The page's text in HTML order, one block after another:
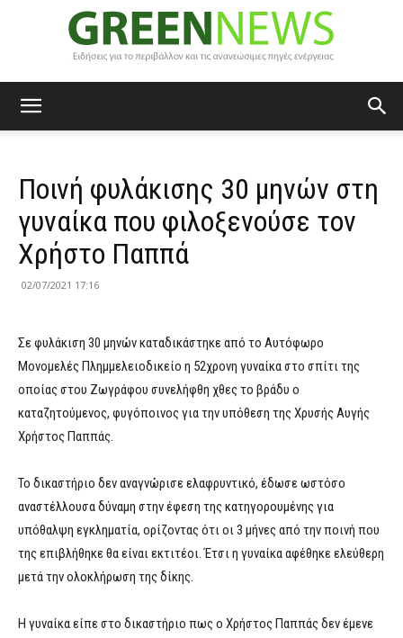
News
Ποινή φυλάκισης 30 μηνών στη
γυναίκα που φιλοξενούσε τον
Χρήστο Παππά
02/07/2021 17:16
Σε φυλάκιση 30 μηνών καταδικάστηκε από το Αυτόφωρο
Μονομελές Πλημμελειοδικείο η 52χρονη γυναίκα στο σπίτι της
οποίας στου Ζωγράφου συνελήφθη χθες το βράδυ ο
καταζητούμενος, φυγόποινος για την υπόθεση της Χρυσής Αυγής
Χρήστος Παππάς.
Το δικαστήριο δεν αναγνώρισε ελαφρυντικό, έδωσε ωστόσο
αναστέλλουσα δύναμη στην έφεση της κατηγορουμένης για
υπόθαλψη εγκληματία, ορίζοντας ότι οι 3 μήνες από την ποινή που
της επιβλήθηκε θα είναι εκτιτέοι. Έτσι η γυναίκα αφέθηκε ελεύθερη
μετά την ολοκλήρωση της δίκης.
Η γυναίκα είπε στο δικαστήριο πως ο Χρήστος Παππάς δεν έμενε